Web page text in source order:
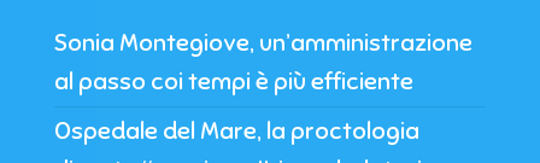
Sonia Montegiove, un’amministrazione
al passo coi tempi è più efficiente
Ospedale del Mare, la proctologia